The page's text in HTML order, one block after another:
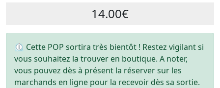
14.00€
⏲ Cette POP sortira très bientôt ! Restez vigilant si
vous souhaitez la trouver en boutique. A noter,
vous pouvez dès à présent la réserver sur les
marchands en ligne pour la recevoir dès sa sortie.